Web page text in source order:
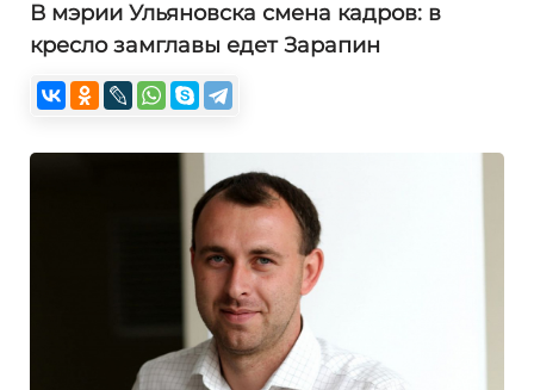
В мэрии Ульяновска смена кадров: в
кресло замглавы едет Зарапин